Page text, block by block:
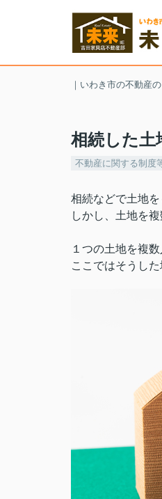
｜いわき市の不動産
相続した土
不動産に関する制度
相続などで土地
しかし、土地を
１つの土地を複
ここではそうし